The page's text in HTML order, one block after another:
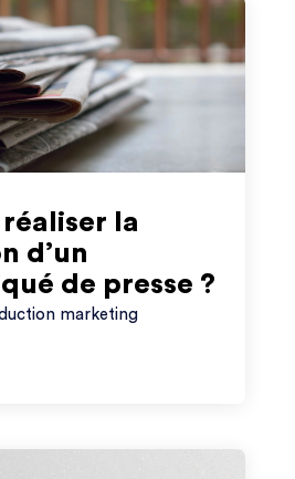
la
d’un
de presse ?
marketing